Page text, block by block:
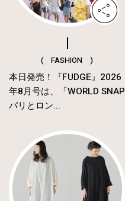
( FASHION )
本日発売！『FUDGE』2026
年8月号は、「WORLD SNAP
パリとロン...